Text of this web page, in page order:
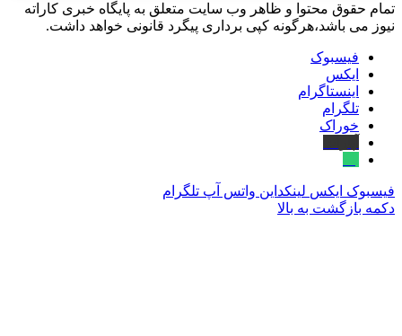
تمام حقوق محتوا و ظاهر وب سایت متعلق به پایگاه خبری کاراته
نیوز می باشد،هرگونه کپی برداری پیگرد قانونی خواهد داشت.
فیسبوک
ایکس
اینستاگرام
تلگرام
خوراک
فیسبوک ایکس لینکداین واتس آپ تلگرام
دکمه بازگشت به بالا